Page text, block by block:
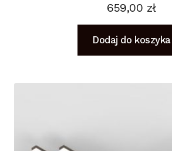
659,00 zł
Dodaj do koszyka